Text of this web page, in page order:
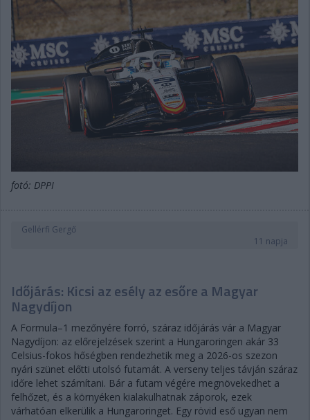
fotó: DPPI
Gellérfi Gergő
11 napja
Időjárás: Kicsi az esély az esőre a Magyar
Nagydíjon
A Formula–1 mezőnyére forró, száraz időjárás vár a Magyar
Nagydíjon: az előrejelzések szerint a Hungaroringen akár 33
Celsius-fokos hőségben rendezhetik meg a 2026-os szezon
nyári szünet előtti utolsó futamát. A verseny teljes távján száraz
időre lehet számítani. Bár a futam végére megnövekedhet a
felhőzet, és a környéken kialakulhatnak záporok, ezek
várhatóan elkerülik a Hungaroringet. Egy rövid eső ugyan nem